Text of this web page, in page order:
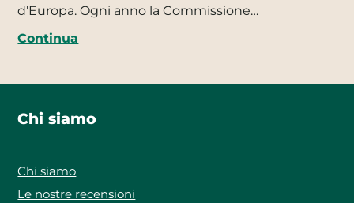
d'Europa. Ogni anno la Commissione…
Continua
Chi siamo
Chi siamo
Le nostre recensioni